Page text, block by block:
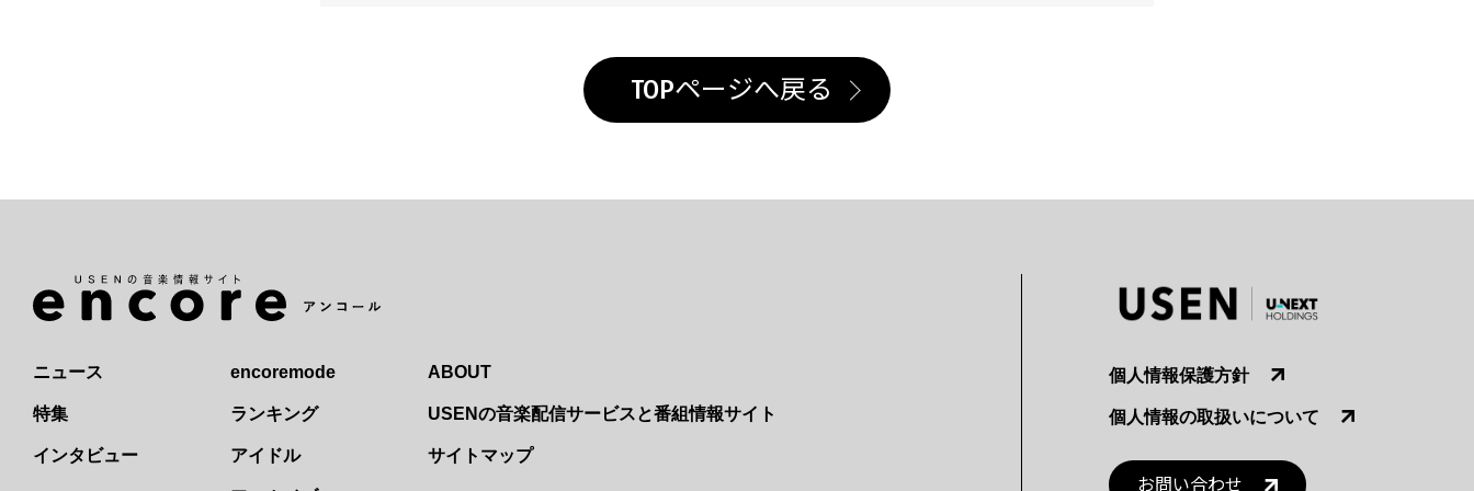
TOPページへ戻る
ニュース
特集
インタビュー
encoremode
ランキング
アイドル
ABOUT
USENの音楽配信サービスと番組情報サイト
サイトマップ
個人情報保護方針
個人情報の取扱いについて
お問い合わせ